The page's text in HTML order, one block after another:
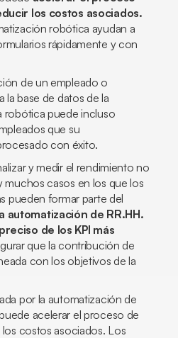
los costos asociados.
robótica ayudan a
rápidamente y con
de un empleado o
la base de datos de la
robótica puede incluso
que su
con éxito.
y medir el rendimiento no
muchos casos en los que los
pueden formar parte del
automatización de RR.HH.
de los KPI más
que la contribución de
con los objetivos de la
por la automatización de
acelerar el proceso de
costos asociados. Los